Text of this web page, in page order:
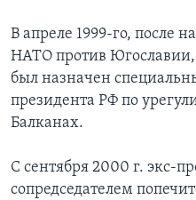
В апреле 1999-го, после
НАТО против
был назначен
президента РФ по
Балканах.
С сентября 2000 г. экс-
сопредседателем